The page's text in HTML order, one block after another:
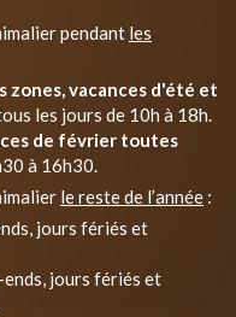
pendant les
zones, vacances d'été et
les jours de 10h à 18h.
de février toutes
à 16h30.
le reste de l’année :
jours fériés et
ends, jours fériés et